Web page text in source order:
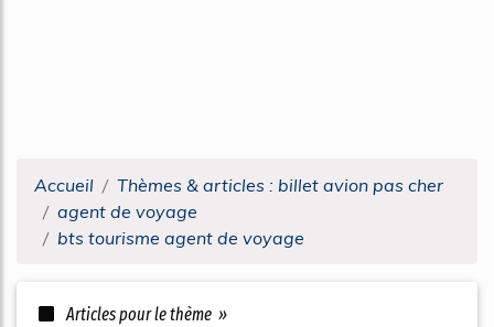
Accueil
Thèmes & articles : billet avion pas cher
agent de voyage
bts tourisme agent de voyage
Articles pour le thème »